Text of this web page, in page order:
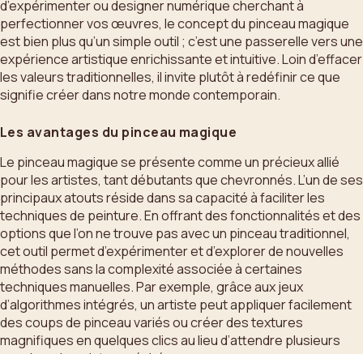
d’expérimenter ou designer numérique cherchant à
perfectionner vos œuvres, le concept du pinceau magique
est bien plus qu’un simple outil ; c’est une passerelle vers une
expérience artistique enrichissante et intuitive. Loin d’effacer
les valeurs traditionnelles, il invite plutôt à redéfinir ce que
signifie créer dans notre monde contemporain.
Les avantages du pinceau magique
Le pinceau magique se présente comme un précieux allié
pour les artistes, tant débutants que chevronnés. L’un de ses
principaux atouts réside dans sa capacité à faciliter les
techniques de peinture. En offrant des fonctionnalités et des
options que l’on ne trouve pas avec un pinceau traditionnel,
cet outil permet d’expérimenter et d’explorer de nouvelles
méthodes sans la complexité associée à certaines
techniques manuelles. Par exemple, grâce aux jeux
d’algorithmes intégrés, un artiste peut appliquer facilement
des coups de pinceau variés ou créer des textures
magnifiques en quelques clics au lieu d’attendre plusieurs